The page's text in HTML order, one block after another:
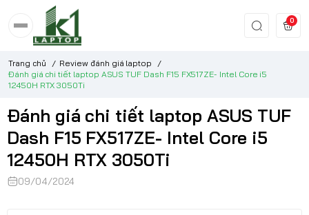
0
Trang chủ / Review đánh giá laptop
/
Đánh giá chi tiết laptop ASUS TUF Dash F15 FX517ZE- Intel Core i5
12450H RTX 3050Ti
Đánh giá chi tiết laptop ASUS TUF
Dash F15 FX517ZE- Intel Core i5
12450H RTX 3050Ti
09/04/2024